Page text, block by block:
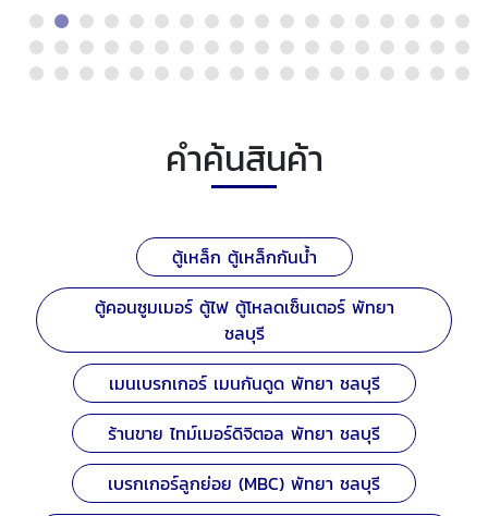
คำค้นสินค้า
ตู้เหล็ก ตู้เหล็กกันน้ำ
ตู้คอนซูมเมอร์ ตู้ไฟ ตู้โหลดเซ็นเตอร์ พัทยา
ชลบุรี
เมนเบรกเกอร์ เมนกันดูด พัทยา ชลบุรี
ร้านขาย ไทม์เมอร์ดิจิตอล พัทยา ชลบุรี
เบรกเกอร์ลูกย่อย (MBC) พัทยา ชลบุรี